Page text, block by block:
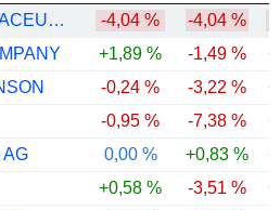
HYLORIS PHARMACEUTICALS SA -4,04 % -4,04 %
+1,89 % -1,49 %
-0,24 % -3,22 %
-0,95 % -7,38 %
AG
0,00 % +0,83 %
+0,58 % -3,51 %